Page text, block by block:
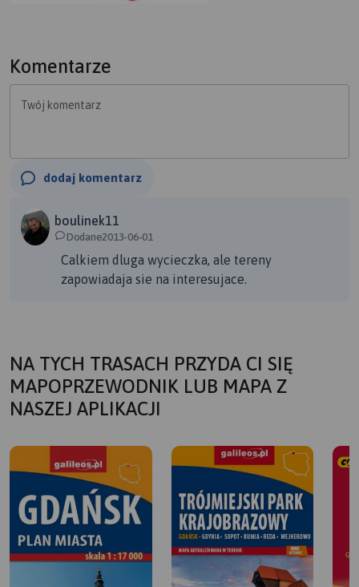
Komentarze
Twój komentarz
dodaj komentarz
boulinek11
Dodane2013-06-01
Calkiem dluga wycieczka, ale tereny
zapowiadaja sie na interesujace.
NA TYCH TRASACH PRZYDA CI SIĘ
MAPOPRZEWODNIK LUB MAPA Z
NASZEJ APLIKACJI